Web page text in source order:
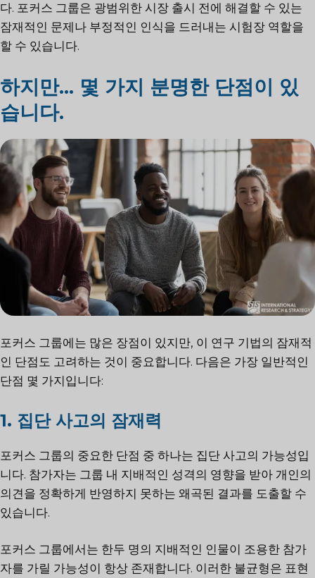
다. 포커스 그룹은 광범위한 시장 출시 전에 해결할 수 있는
잠재적인 문제나 부정적인 인식을 드러내는 시험장 역할을
할 수 있습니다.
하지만... 몇 가지 분명한 단점이 있
습니다.
포커스 그룹에는 많은 장점이 있지만, 이 연구 기법의 잠재적
인 단점도 고려하는 것이 중요합니다. 다음은 가장 일반적인
단점 몇 가지입니다:
1. 집단 사고의 잠재력
포커스 그룹의 중요한 단점 중 하나는 집단 사고의 가능성입
니다. 참가자는 그룹 내 지배적인 성격의 영향을 받아 개인의
의견을 정확하게 반영하지 못하는 왜곡된 결과를 도출할 수
있습니다.
포커스 그룹에서는 한두 명의 지배적인 인물이 조용한 참가
자를 가릴 가능성이 항상 존재합니다. 이러한 불균형은 표현